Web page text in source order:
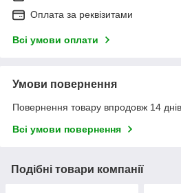
Оплата за реквізитами
Всі умови оплати
Умови повернення
Повернення товару впродовж 14
Всі умови повернення
Подібні товари компанії